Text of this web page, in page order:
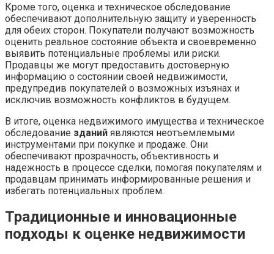
Кроме того, оценка и техническое обследование
обеспечивают дополнительную защиту и уверенность
для обеих сторон. Покупатели получают возможность
оценить реальное состояние объекта и своевременно
выявить потенциальные проблемы или риски.
Продавцы же могут предоставить достоверную
информацию о состоянии своей недвижимости,
предупредив покупателей о возможных изъянах и
исключив возможность конфликтов в будущем.
В итоге, оценка недвижимого имущества и техническое
обследование зданий являются неотъемлемыми
инструментами при покупке и продаже. Они
обеспечивают прозрачность, объективность и
надежность в процессе сделки, помогая покупателям и
продавцам принимать информированные решения и
избегать потенциальных проблем.
Традиционные и инновационные
подходы к оценке недвижимости